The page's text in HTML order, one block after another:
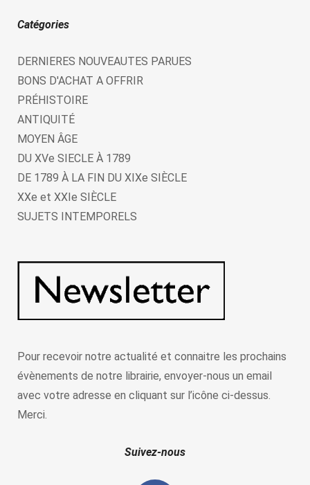
Catégories
DERNIERES NOUVEAUTES PARUES
BONS D'ACHAT A OFFRIR
PRÉHISTOIRE
ANTIQUITÉ
MOYEN ÂGE
DU XVe SIECLE À 1789
DE 1789 À LA FIN DU XIXe SIÈCLE
XXe et XXIe SIÈCLE
SUJETS INTEMPORELS
Pour recevoir notre actualité et connaitre les prochains
évènements de notre librairie, envoyer-nous un email
avec votre adresse en cliquant sur l’icône ci-dessus.
Merci.
Suivez-nous